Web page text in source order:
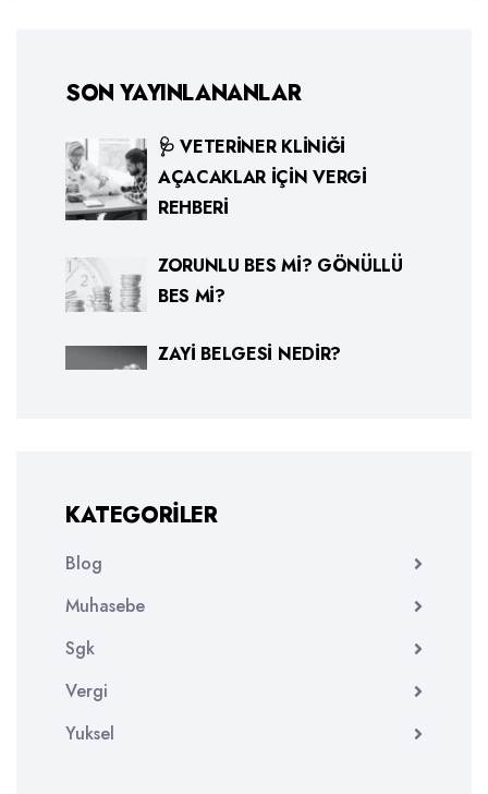
SON YAYINLANANLAR
🩺 VETERINER KLINIĞI
AÇACAKLAR İÇIN VERGI
REHBERI
ZORUNLU BES MI? GÖNÜLLÜ
BES MI?
ZAYI BELGESI NEDIR?
KATEGORILER
Blog
Muhasebe
Sgk
Vergi
Yuksel